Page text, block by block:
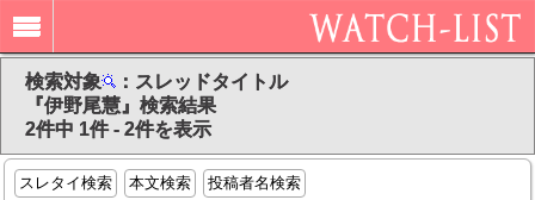
検索対象
：スレッドタイトル
『伊野尾慧』検索結果
2件中 1件 - 2件を表示
スレタイ検索 本文検索 投稿者名検索